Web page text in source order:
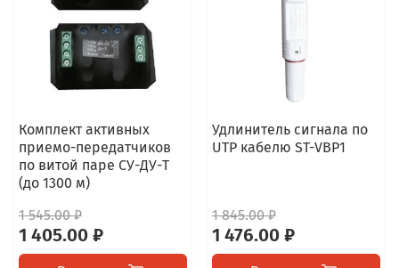
Комплект активных
приемо-передатчиков
по витой паре СУ-ДУ-Т
(до 1300 м)
1 545.00 ₽
1 405.00 ₽
Удлинитель сигнала по
UTP кабелю ST-VBP1
1 845.00 ₽
1 476.00 ₽